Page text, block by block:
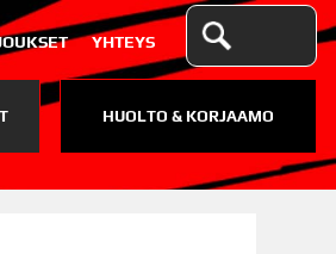
YHTEYS
HUOLTO & KORJAAMO